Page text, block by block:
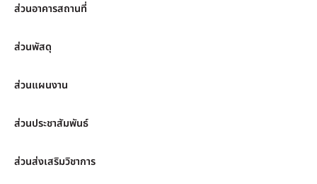
ส่วนอาคารสถานที่
ส่วนพัสดุ
ส่วนแผนงาน
ส่วนประชาสัมพันธ์
ส่วนส่งเสริมวิชาการ